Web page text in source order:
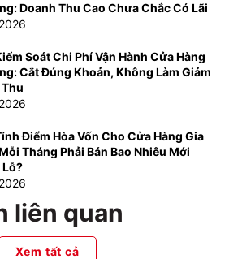
Doanh Thu Cao Chưa Chắc Có Lãi
Soát Chi Phí Vận Hành Cửa Hàng
Cắt Đúng Khoản, Không Làm Giảm
Điểm Hòa Vốn Cho Cửa Hàng Gia
Tháng Phải Bán Bao Nhiêu Mới
liên quan
Xem tất cả